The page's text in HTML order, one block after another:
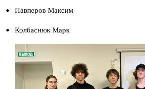
Павперов Максим
Колбаснюк Марк
Изображение